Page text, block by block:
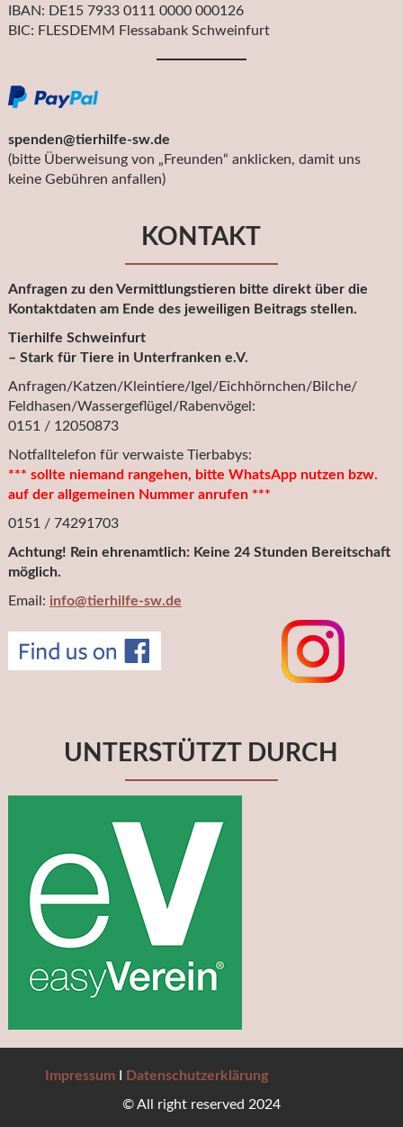
IBAN: DE15 7933 0111 0000 000126
BIC: FLESDEMM Flessabank Schweinfurt
spenden@tierhilfe-sw.de
(bitte Überweisung von „Freunden“ anklicken, damit uns
keine Gebühren anfallen)
KONTAKT
Anfragen zu den Vermittlungstieren bitte direkt über die
Kontaktdaten am Ende des jeweiligen Beitrags stellen.
Tierhilfe Schweinfurt
– Stark für Tiere in Unterfranken e.V.
Anfragen/Katzen/Kleintiere/Igel/Eichhörnchen/Bilche/
Feldhasen/Wassergeflügel/Rabenvögel:
0151 / 12050873
Notfalltelefon für verwaiste Tierbabys:
*** sollte niemand rangehen, bitte WhatsApp nutzen bzw.
auf der allgemeinen Nummer anrufen ***
0151 / 74291703
Achtung! Rein ehrenamtlich: Keine 24 Stunden Bereitschaft
möglich.
Email: info@tierhilfe-sw.de
UNTERSTÜTZT DURCH
Impressum
Datenschutzerklärung
© All right reserved 2024